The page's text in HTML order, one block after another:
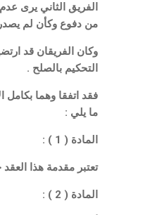
الفريق الثاني يرى
من دفوع وكأن لم
وكان الفريقان قد
التحكيم بالصلح .
فقد اتفقا وهما بكامل
ما يلي :
المادة ( 1 ) :
تعتبر مقدمة هذا العقد
المادة ( 2 ) :